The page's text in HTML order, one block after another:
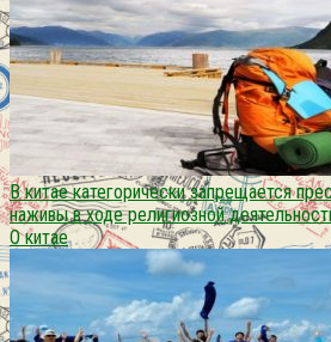
В китае категорически запрещается
наживы в ходе религиозной
О китае